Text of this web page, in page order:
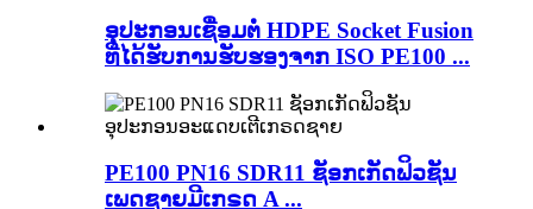
ອຸປະກອນເຊື່ອມຕໍ່ HDPE Socket Fusion
ທີ່ໄດ້ຮັບການຮັບຮອງຈາກ ISO PE100 ...
PE100 PN16 SDR11 ຊັອກເກັດຟິວຊັນ
ເພດຊາຍມີເກຣດ A ...